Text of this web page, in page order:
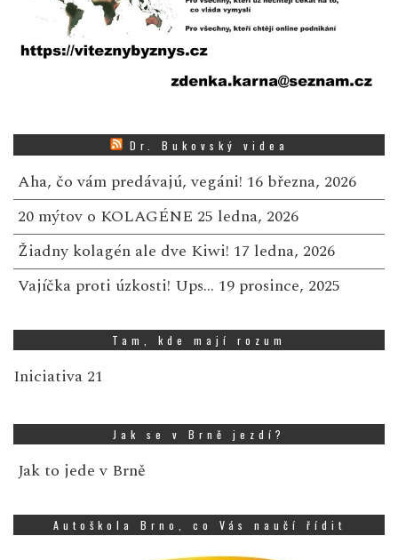
Dr. Bukovský videa
Aha, čo vám predávajú, vegáni! 16 března, 2026
20 mýtov o KOLAGÉNE 25 ledna, 2026
Žiadny kolagén ale dve Kiwi! 17 ledna, 2026
Vajíčka proti úzkosti! Ups… 19 prosince, 2025
Tam, kde mají rozum
Iniciativa 21
Jak se v Brně jezdí?
Jak to jede v Brně
Autoškola Brno, co Vás naučí řídit